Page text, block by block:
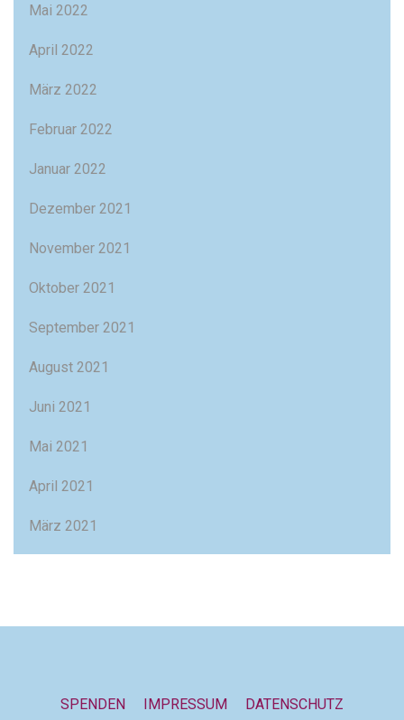
Mai 2022
April 2022
März 2022
Februar 2022
Januar 2022
Dezember 2021
November 2021
Oktober 2021
September 2021
August 2021
Juni 2021
Mai 2021
April 2021
März 2021
SPENDEN IMPRESSUM DATENSCHUTZ